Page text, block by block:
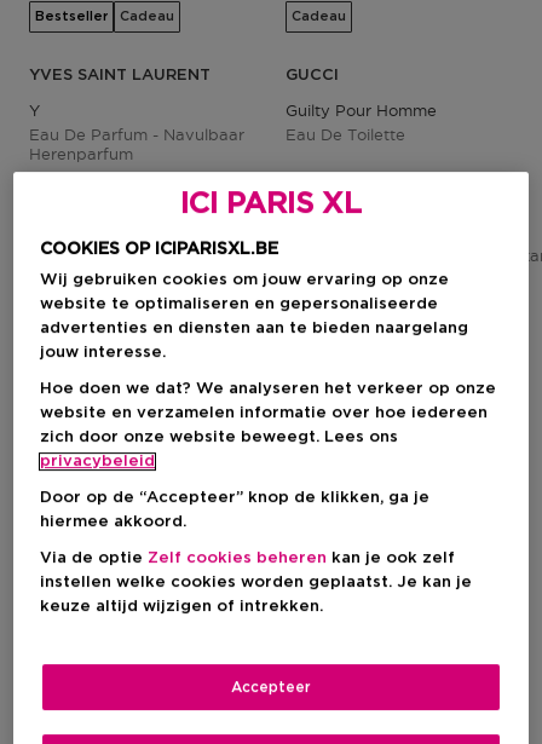
Bestseller Cadeau
YVES SAINT LAURENT
Y
Eau De Parfum - Navulbaar
Herenparfum
Aanbevolen verkoopprijs fabrikant
204
Cadeau
GUCCI
Guilty Pour Homme
Eau De Toilette
Aanbevolen verkoopprijs
134
-25%
The Most Wanted
Eau De Parfum Intense
-25%
Luna Rossa Ocean
Eau De Toilette - Navulbaar
ICI PARIS XL
COOKIES OP ICIPARISXL.BE
Wij gebruiken cookies om jouw ervaring op onze
website te optimaliseren en gepersonaliseerde
advertenties en diensten aan te bieden naargelang
jouw interesse.
Hoe doen we dat? We analyseren het verkeer op onze
website en verzamelen informatie over hoe iedereen
zich door onze website beweegt. Lees ons
privacybeleid
Door op de “Accepteer” knop de klikken, ga je
hiermee akkoord.
Via de optie Zelf cookies beheren kan je ook zelf
instellen welke cookies worden geplaatst. Je kan je
keuze altijd wijzigen of intrekken.
Accepteer